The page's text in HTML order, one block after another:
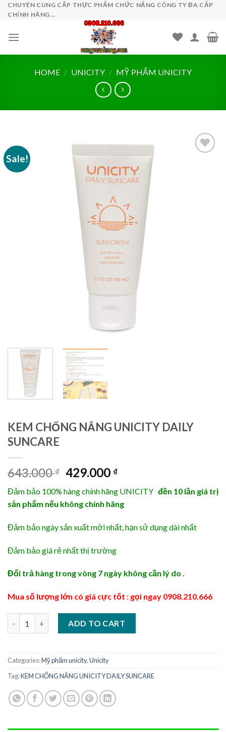
SkipCHUYÊN CUNG CẤP THỰC PHẨM CHỨC NĂNG CÔNG TY ĐA CẤP
CHÍNH HÃNG...
HOME / UNICITY / MỸ PHẨM UNICITY
Sale!
KEM CHỐNG NẮNG UNICITY DAILY
SUNCARE
643.000₫ Original
was:
643.000 ₫.
429.000 ₫Current
is:
429.000 ₫.
Đảm bảo 100% hàng chính hãng UNICITY đền 10 lần giá trị
sản phẩm nếu không chính hãng
Đảm bảo ngày sản xuất mới nhất, hạn sử dụng dài nhất
Đảm bảo giá rẻ nhất thị trường
Đổi trả hàng trong vòng 7 ngày không cần lý do .
Mua số lượng lớn có giá cực tốt : gọi ngay 0908.210.666
ADD TO CART
Categories:Mỹ phẩm unicity,Unicity
Tag:KEM CHỐNG NẮNG UNICITY DAILY SUNCARE